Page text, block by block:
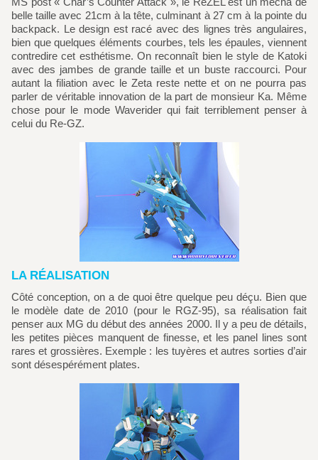
belle taille avec 21cm à la tête, culminant à 27 cm à la pointe du
backpack. Le design est racé avec des lignes très angulaires,
bien que quelques éléments courbes, tels les épaules, viennent
contredire cet esthétisme. On reconnaît bien le style de Katoki
avec des jambes de grande taille et un buste raccourci. Pour
autant la filiation avec le Zeta reste nette et on ne pourra pas
parler de véritable innovation de la part de monsieur Ka. Même
chose pour le mode Waverider qui fait terriblement penser à
celui du Re-GZ.
LA RÉALISATION
Côté conception, on a de quoi être quelque peu déçu. Bien que
le modèle date de 2010 (pour le RGZ-95), sa réalisation fait
penser aux MG du début des années 2000. Il y a peu de détails,
les petites pièces manquent de finesse, et les panel lines sont
rares et grossières. Exemple : les tuyères et autres sorties d’air
sont désespérément plates.